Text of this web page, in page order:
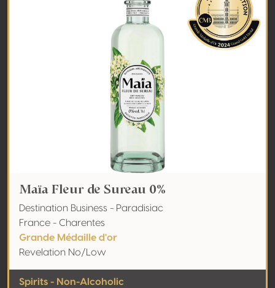
Maïa Fleur de Sureau 0%
Destination Business - Paradisiac
France - Charentes
Grande Médaille d'or
Revelation No/Low
Spirits - Non-Alcoholic